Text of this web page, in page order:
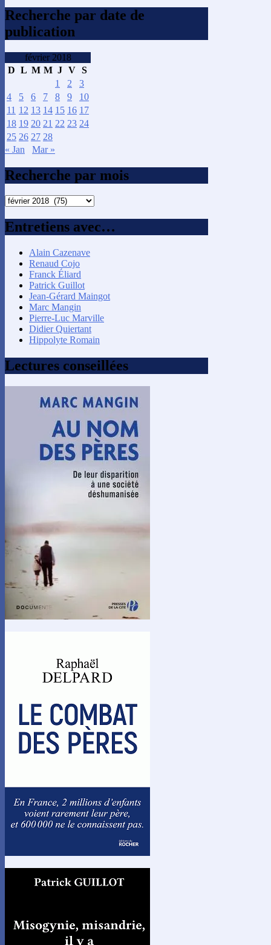
Recherche par date de
publication
février 2018
D L M M J V S
1
2
3
4
5 6 7 8 9
10
11 12 13 14 15 16 17
18 19 20 21 22 23 24
25 26 27 28
« Jan
Mar »
Recherche par mois
Recherche
mois
Entretiens avec…
Alain Cazenave
Renaud Cojo
Franck Éliard
Patrick Guillot
Jean-Gérard Maingot
Marc Mangin
Pierre-Luc Marville
Didier Quiertant
Hippolyte Romain
Lectures conseillées